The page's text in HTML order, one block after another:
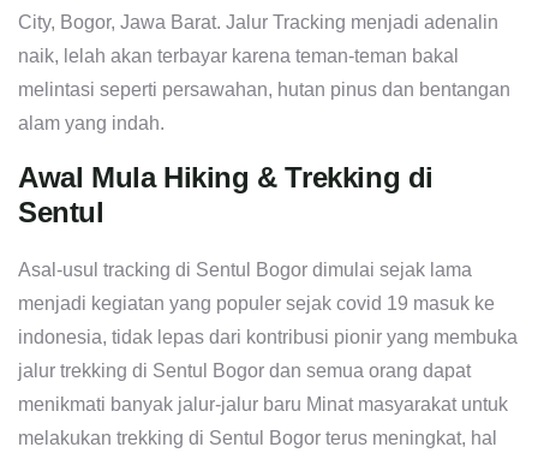
City, Bogor, Jawa Barat. Jalur Tracking menjadi adenalin
naik, lelah akan terbayar karena teman-teman bakal
melintasi seperti persawahan, hutan pinus dan bentangan
alam yang indah.
Awal Mula Hiking & Trekking di
Sentul
Asal-usul tracking di Sentul Bogor dimulai sejak lama
menjadi kegiatan yang populer sejak covid 19 masuk ke
indonesia, tidak lepas dari kontribusi pionir yang membuka
jalur trekking di Sentul Bogor dan semua orang dapat
menikmati banyak jalur-jalur baru Minat masyarakat untuk
melakukan trekking di Sentul Bogor terus meningkat, hal